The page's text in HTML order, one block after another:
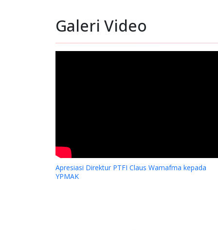
Galeri Video
Apresiasi Direktur PTFI Claus Wamafma kepada
YPMAK